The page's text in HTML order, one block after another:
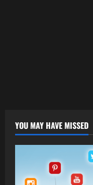
YOU MAY HAVE MISSED